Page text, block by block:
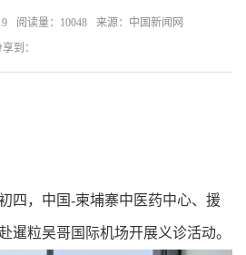
阅读量：10048
来源：中国新闻网
到：
，中国-柬埔寨中医药中心、援
暹粒吴哥国际机场开展义诊活动。